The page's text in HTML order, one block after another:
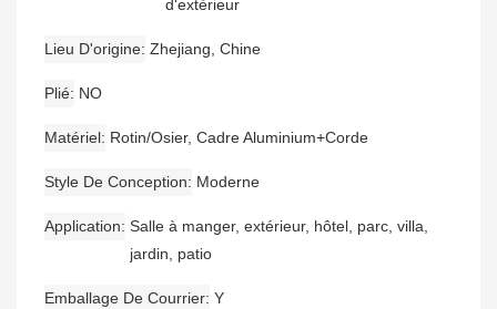
d'extérieur
Lieu D'origine Zhejiang, Chine
Plié NO
Matériel Rotin/Osier, Cadre Aluminium+Corde
Style De Conception Moderne
Application Salle à manger, extérieur, hôtel, parc, villa,
jardin, patio
Emballage De Courrier Y